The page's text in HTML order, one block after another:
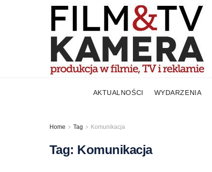
AKTUALNOŚCI WYDARZENIA
Home Tag Komunikacja
Tag: Komunikacja